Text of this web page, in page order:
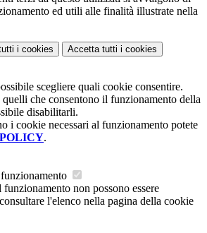
ed utili alle finalità illustrate nella
i cookies Accetta tutti i cookies
scegliere quali cookie consentire.
che consentono il funzionamento della
disabilitarli.
i cookie necessari al funzionamento potete
.
non possono essere
l'elenco nella pagina della cookie